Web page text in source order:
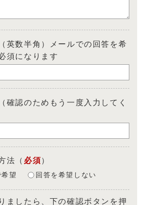
英数半角）メールでの回答を希
須になります
確認のためもう一度入力してく
法 （ 必須）
望 回答を希望しない
ましたら、下の確認ボタンを押